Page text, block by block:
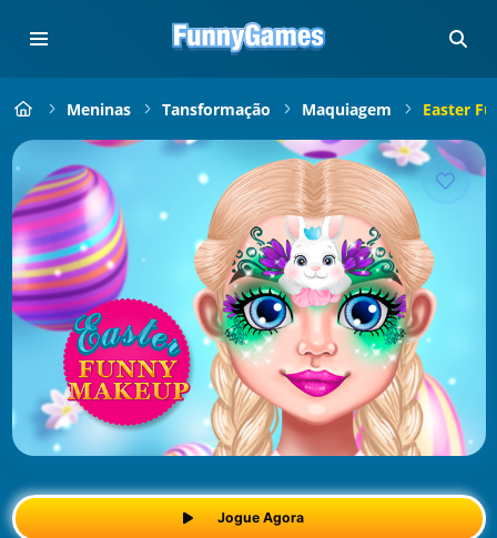
Meninas Tansformação Maquiagem Easter
Jogue Agora